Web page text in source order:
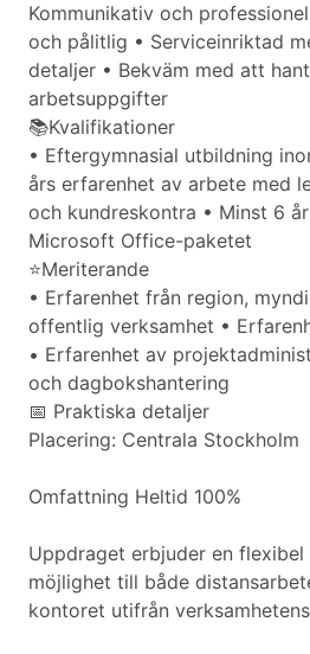
Kommunikativ och
och pålitlig • Serviceinriktad
detaljer • Bekväm med att
arbetsuppgifter
📚Kvalifikationer
• Eftergymnasial utbildning
års erfarenhet av arbete med
och kundreskontra • Minst 6
Microsoft Office-paketet
⭐Meriterande
• Erfarenhet från region,
offentlig verksamhet •
• Erfarenhet av
och dagbokshantering
📅 Praktiska detaljer
Placering: Centrala Stockholm
Omfattning Heltid 100%
Uppdraget erbjuder en
möjlighet till både
kontoret utifrån